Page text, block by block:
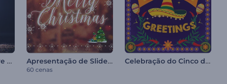
Introdução de Árvore com Partículas Brilhantes Apresentação de Slides de Natal
60 cenas
Celebração do Cinco de Mayo